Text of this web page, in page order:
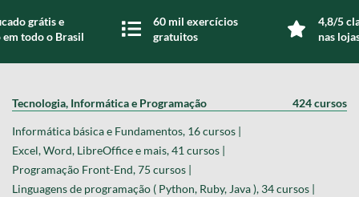
grátis e
todo o Brasil
60 mil exercícios
gratuitos
4,8/5
nas
Tecnologia, Informática e Programação 424 cursos
Informática básica e Fundamentos, 16 cursos |
Excel, Word, LibreOffice e mais, 41 cursos |
Programação Front-End, 75 cursos |
Linguagens de programação ( Python, Ruby, Java ), 34 cursos |